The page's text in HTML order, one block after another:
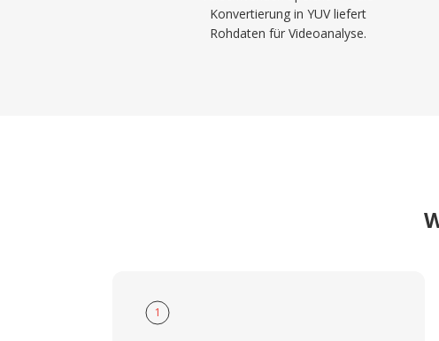
Konvertierung in YUV liefert
Rohdaten für Videoanalyse.
1